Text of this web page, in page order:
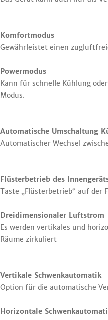
Komfortmodus
Gewährleistet einen
Powermodus
Kann für schnelle Kühlung
Modus.
Automatische Umschaltung
Automatischer Wechsel
Flüsterbetrieb des
Taste „Flüsterbetrieb“ auf der
Dreidimensionaler Luftstrom
Es werden vertikales und
Räume zirkuliert
Vertikale Schwenkautomatik
Option für die automatische
Horizontale